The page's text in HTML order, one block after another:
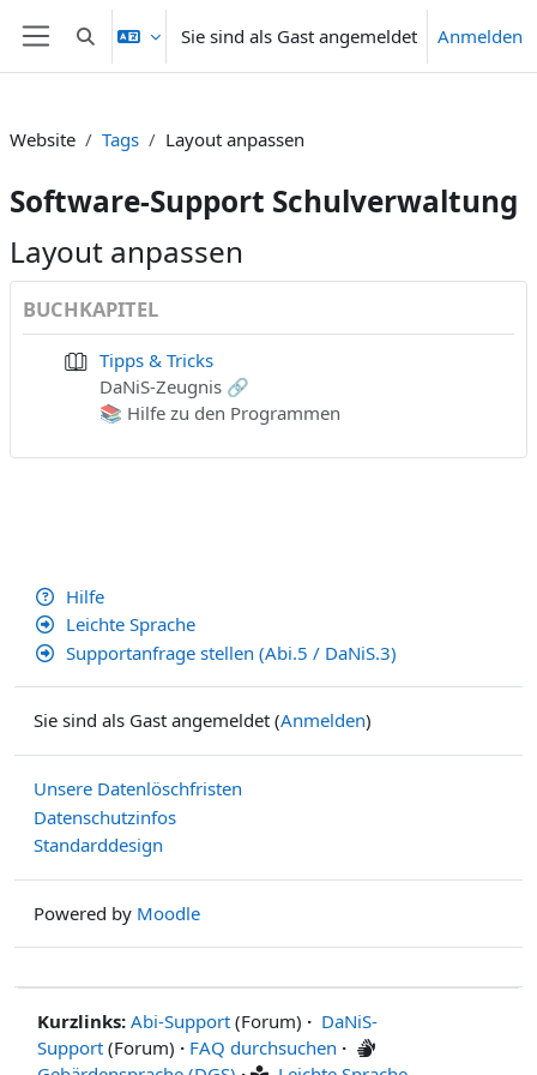
Zum Hauptinhalt
Website-Übersicht
Sucheingabe umschaltenSie sind als Gast angemeldet Anmelden
Website Tags Layout anpassen
Software-Support Schulverwaltung
Layout anpassen
BUCHKAPITEL
Tipps & Tricks
DaNiS-Zeugnis 🔗
📚 Hilfe zu den Programmen
Hilfe
Leichte Sprache
Supportanfrage stellen (Abi.5 / DaNiS.3)
Sie sind als Gast angemeldet (Anmelden)
Unsere Datenlöschfristen
Datenschutzinfos
Standarddesign
Powered by Moodle
Kurzlinks: Abi-Support (Forum) · DaNiS-
Support (Forum) · FAQ durchsuchen ·